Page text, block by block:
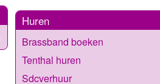
Huren
Brassband boeken
Tenthal huren
Sdcverhuur